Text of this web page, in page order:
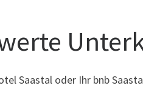
Saastal oder Ihr bnb